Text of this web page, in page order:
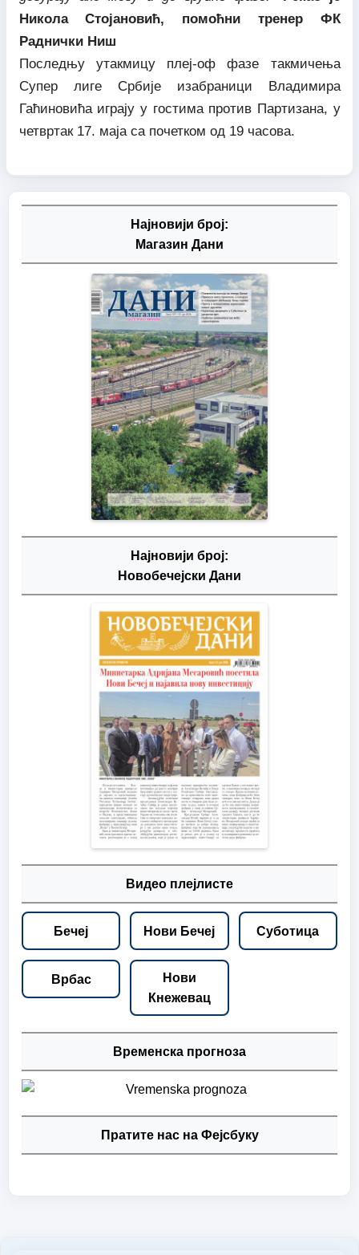
Никола Стојановић, помоћни тренер ФК
Раднички Ниш
Последњу утакмицу плеј-оф фазе такмичења
Супер лиге Србије изабраници Владимира
Гаћиновића играју у гостима против Партизана, у
четвртак 17. маја са почетком од 19 часова.
Најновији број:
Магазин Дани
Најновији број:
Новобечејски Дани
Видео плејлисте
Бечеј Нови Бечеј Суботица
Врбас
Нови
Кнежевац
Временска прогноза
Пратите нас на Фејсбуку